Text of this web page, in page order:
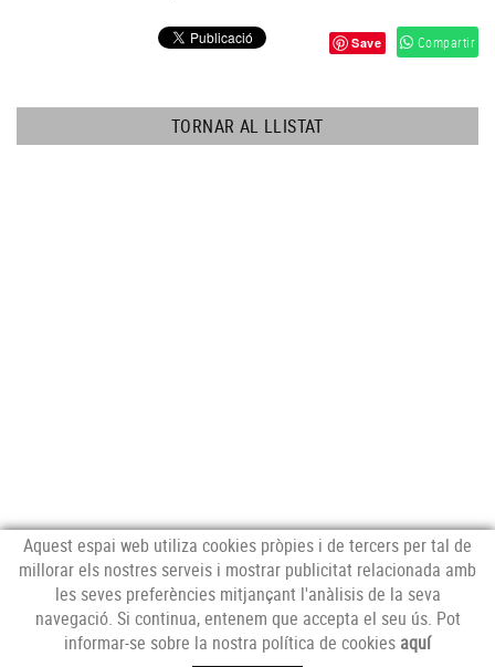
Save Compartir
TORNAR AL LLISTAT
SEGUEIX-NOS
Aquest espai web utiliza cookies pròpies i de tercers per tal de
millorar els nostres serveis i mostrar publicitat relacionada amb
les seves preferències mitjançant l'anàlisis de la seva
navegació. Si continua, entenem que accepta el seu ús. Pot
informar-se sobre la nostra política de cookies aquí